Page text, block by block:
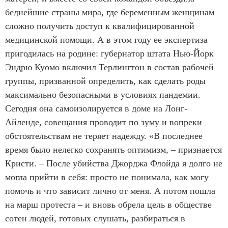
беднейшие страны мира, где беременным женщинам
сложно получить доступ к квалифицированной
медицинской помощи. А в этом году ее экспертиза
пригодилась на родине: губернатор штата Нью-Йорк
Эндрю Куомо включил Терлингтон в состав рабочей
группы, призванной определить, как сделать роды
максимально безопасными в условиях пандемии.
Сегодня она самоизолируется в доме на Лонг-
Айленде, совещания проводит по зуму и вопреки
обстоятельствам не теряет надежду. «В последнее
время было нелегко сохранять оптимизм, – признается
Кристи. – После убийства Джорджа Флойда я долго не
могла прийти в себя: просто не понимала, как могу
помочь и что зависит лично от меня. А потом пошла
на марш протеста – и вновь обрела цель в обществе
сотен людей, готовых слушать, разбираться в